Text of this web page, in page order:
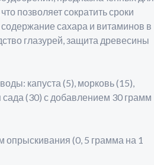
позволяет сократить сроки
сахара и витаминов в
глазурей, защита древесины
капуста (5), морковь (15),
сада (30) с добавлением 30 грамм
(0, 5 грамма на 1